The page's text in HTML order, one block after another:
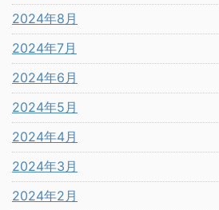
2024年8月
2024年7月
2024年6月
2024年5月
2024年4月
2024年3月
2024年2月